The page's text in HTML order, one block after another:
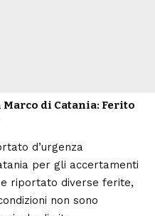
Marco di Catania: Ferito
d’urgenza
per gli accertamenti
riportato diverse ferite,
non sono